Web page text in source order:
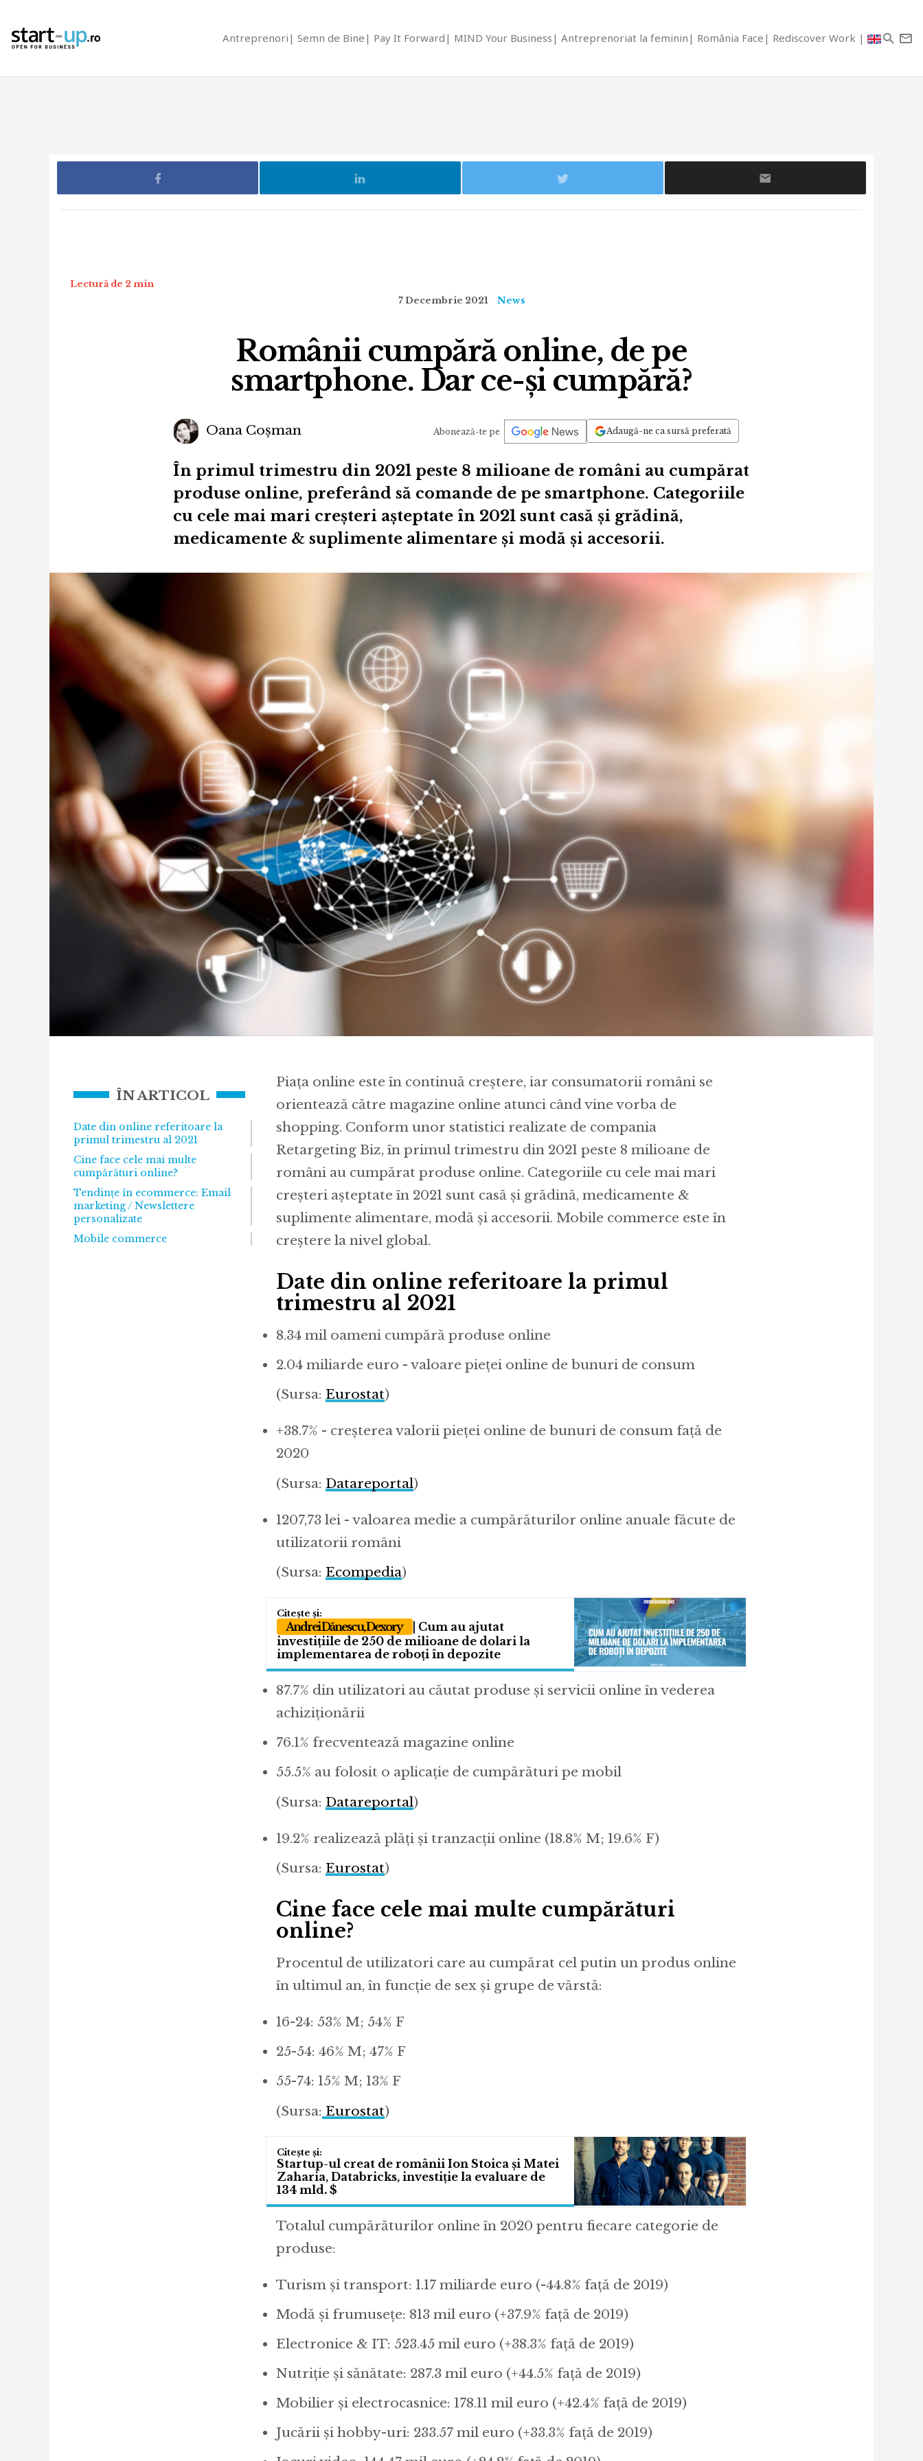
Antreprenori Semn de Bine Pay It Forward MIND Your Business Antreprenoriat la feminin România Face Rediscover Work
Lectură de 2 min
7 Decembrie 2021
News
Românii cumpără online, de pe
smartphone. Dar ce-și cumpără?
Oana Coșman Abonează-te pe Adaugă-ne ca sursă preferată
În primul trimestru din 2021 peste 8 milioane de români au cumpărat
produse online, preferând să comande de pe smartphone. Categoriile
cu cele mai mari creșteri așteptate în 2021 sunt casă și grădină,
medicamente & suplimente alimentare și modă și accesorii.
ÎN ARTICOL
Date din online referitoare la
primul trimestru al 2021
Cine face cele mai multe
cumpărături online?
Tendințe în ecommerce: Email
marketing / Newslettere
personalizate
Mobile commerce
Piața online este în continuă creștere, iar consumatorii români se
orientează către magazine online atunci când vine vorba de
shopping. Conform unor statistici realizate de compania
Retargeting Biz, în primul trimestru din 2021 peste 8 milioane de
români au cumpărat produse online. Categoriile cu cele mai mari
creșteri așteptate în 2021 sunt casă și grădină, medicamente &
suplimente alimentare, modă și accesorii. Mobile commerce este în
creștere la nivel global.
Date din online referitoare la primul
trimestru al 2021
8.34 mil oameni cumpără produse online
2.04 miliarde euro - valoare pieței online de bunuri de consum
(Sursa: Eurostat)
+38.7% - creșterea valorii pieței online de bunuri de consum față de
2020
(Sursa: Datareportal)
1207,73 lei - valoarea medie a cumpărăturilor online anuale făcute de
utilizatorii români
(Sursa: Ecompedia)
Andrei Dănescu, Dexory
| Cum au ajutat
investițiile de 250 de milioane de dolari la
implementarea de roboți în depozite
87.7% din utilizatori au căutat produse și servicii online în vederea
achiziționării
76.1% frecventează magazine online
55.5% au folosit o aplicație de cumpărături pe mobil
(Sursa: Datareportal)
19.2% realizează plăți și tranzacții online (18.8% M; 19.6% F)
(Sursa: Eurostat)
Cine face cele mai multe cumpărături
online?
Procentul de utilizatori care au cumpărat cel putin un produs online
în ultimul an, în funcție de sex și grupe de vărstă:
16-24: 53% M; 54% F
25-54: 46% M; 47% F
55-74: 15% M; 13% F
(Sursa: Eurostat)
Startup-ul creat de românii Ion Stoica și Matei
Zaharia, Databricks, investiție la evaluare de
134 mld. $
Totalul cumpărăturilor online în 2020 pentru fiecare categorie de
produse:
Turism și transport: 1.17 miliarde euro (-44.8% față de 2019)
Modă și frumusețe: 813 mil euro (+37.9% față de 2019)
Electronice & IT: 523.45 mil euro (+38.3% față de 2019)
Nutriție și sănătate: 287.3 mil euro (+44.5% față de 2019)
Mobilier și electrocasnice: 178.11 mil euro (+42.4% față de 2019)
Jucării și hobby-uri: 233.57 mil euro (+33.3% față de 2019)